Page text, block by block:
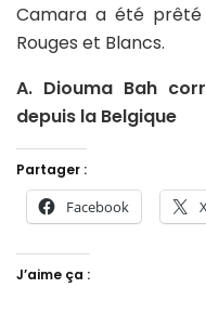
Camara a été prêté
Rouges et Blancs.
A. Diouma Bah
depuis la Belgique
Partager :
Facebook
J’aime ça :